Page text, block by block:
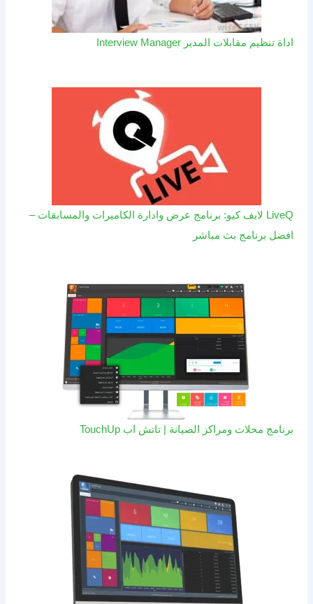
اداة تنظيم مقابلات المدير Interview Manager
LiveQ لايف كيو: برنامج عرض وادارة الكاميرات والمسابقات –
افضل برنامج بث مباشر
برنامج محلات ومراكز الصيانة | تاتش اب TouchUp